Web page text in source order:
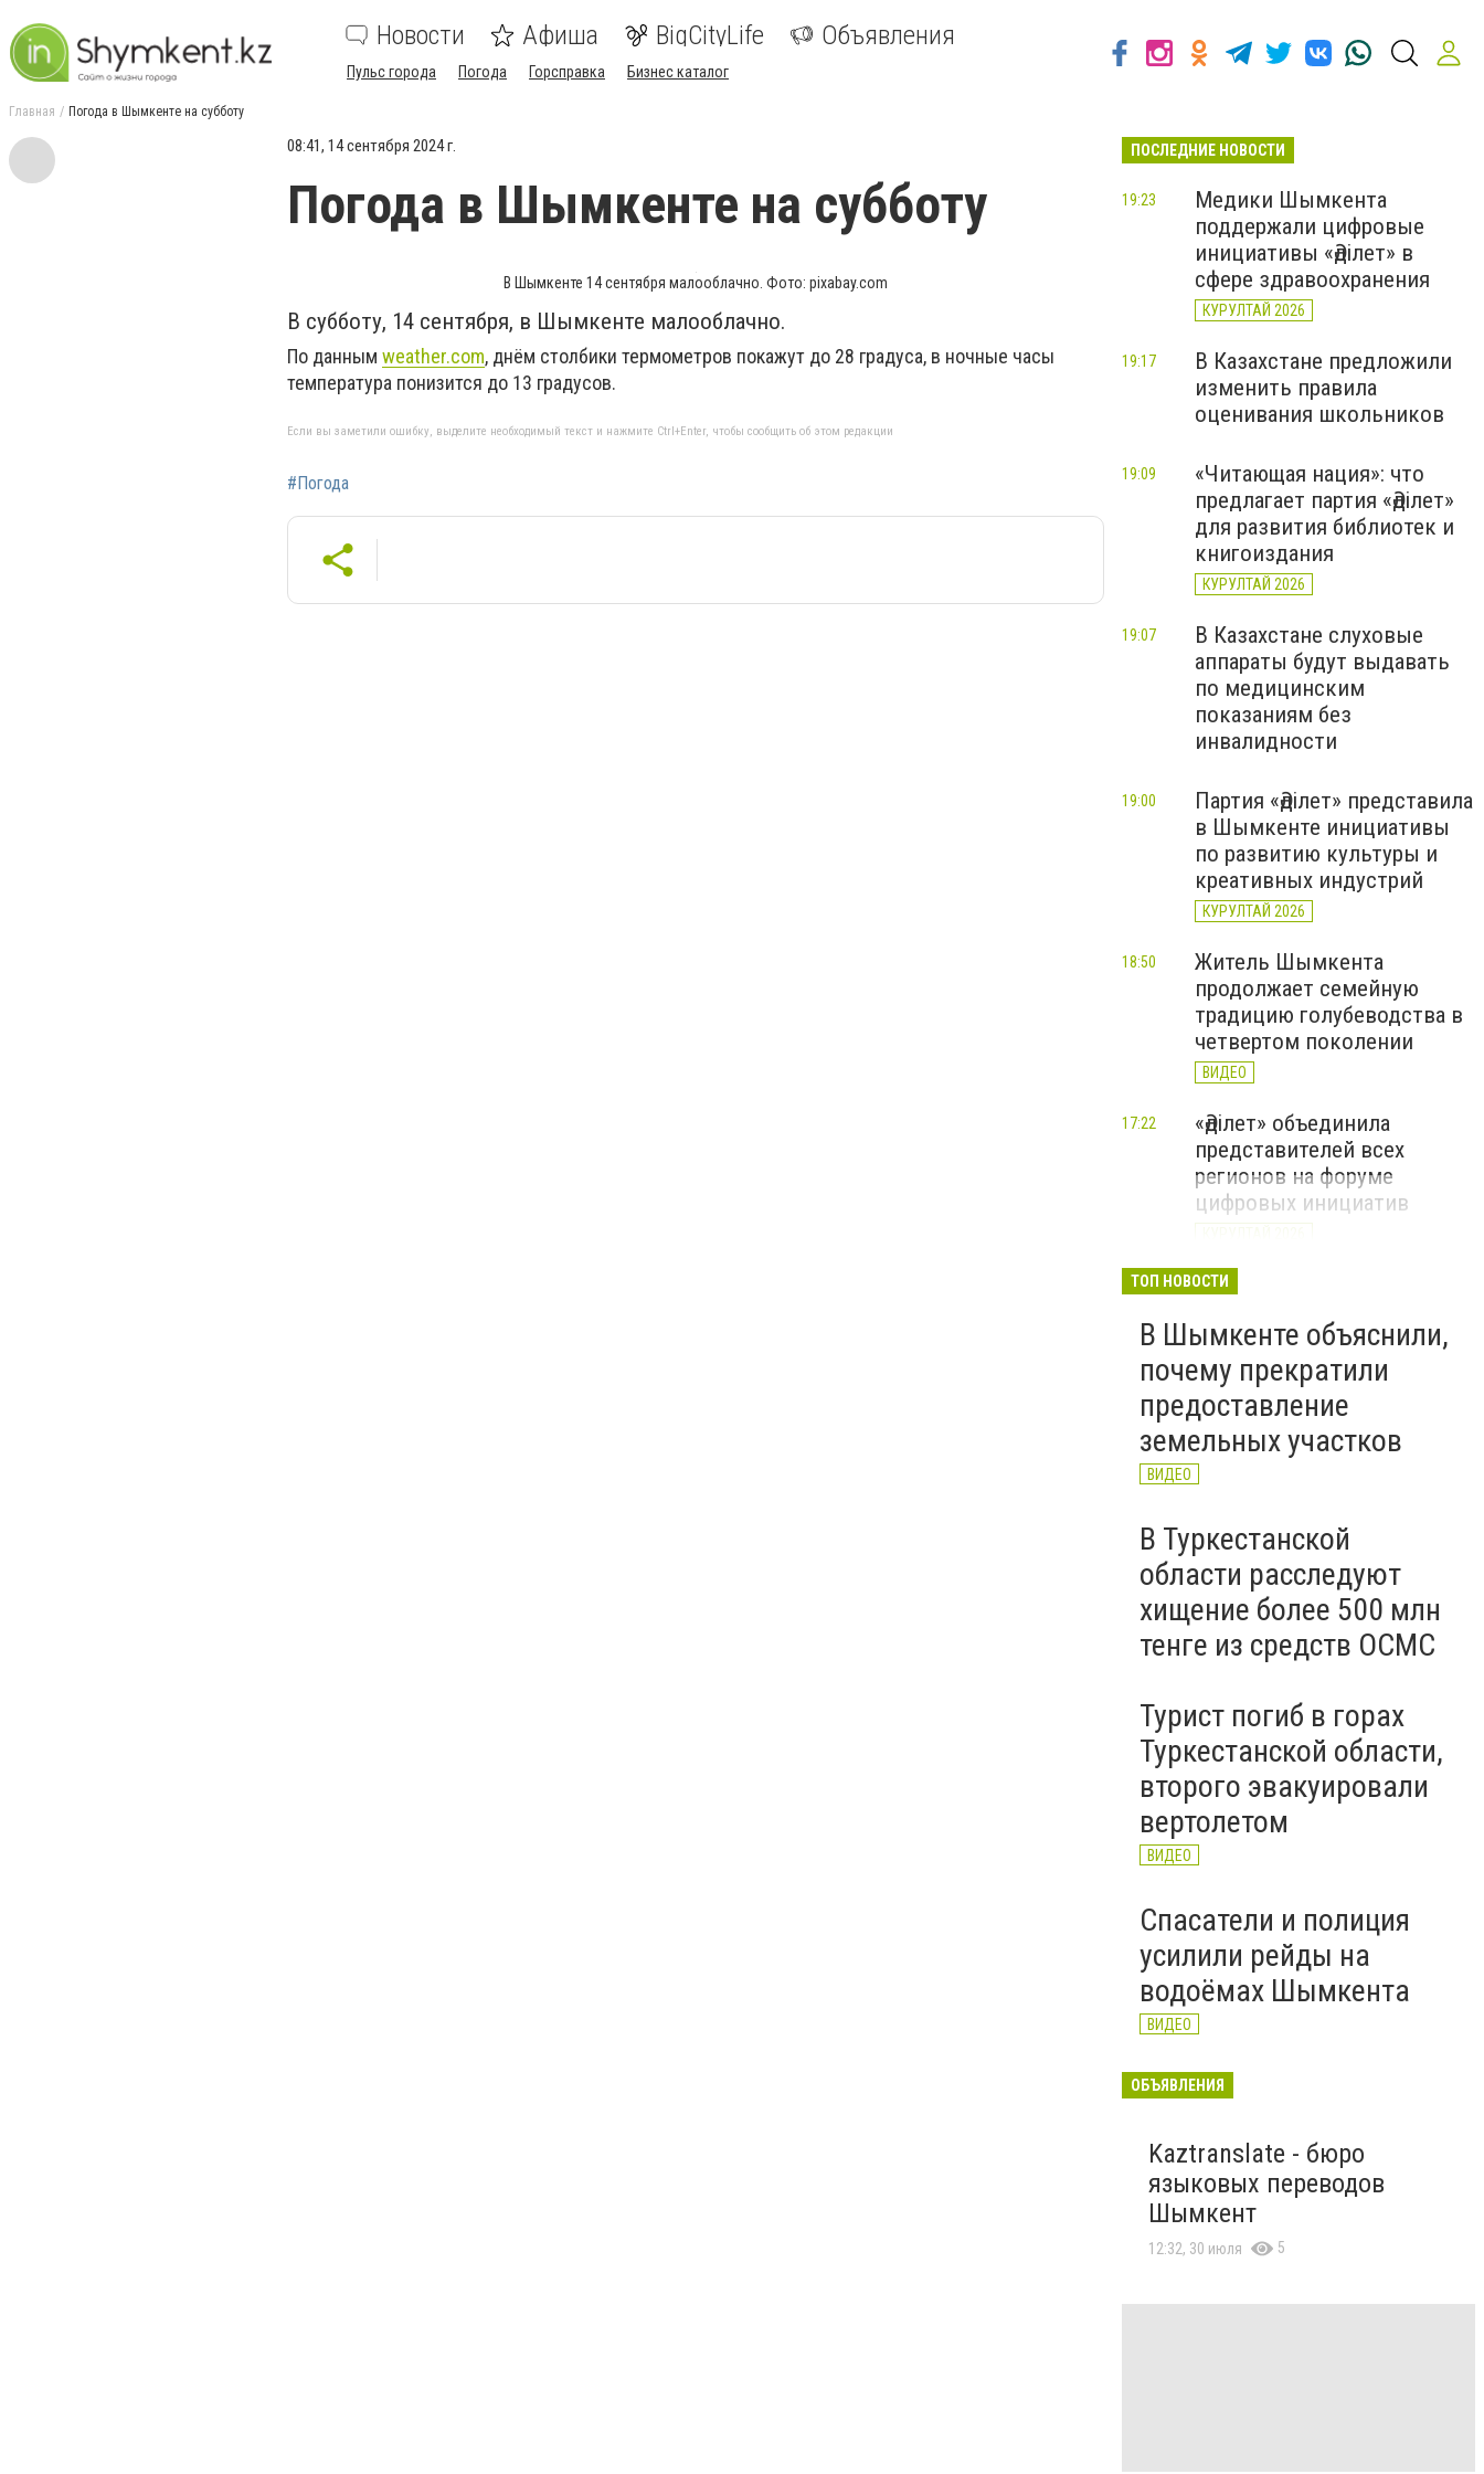
Новости Афиша BigCityLife Объявления
Пульс города Погода Горсправка Бизнес каталог
Главная Погода в Шымкенте на субботу
08:41, 14 сентября 2024 г.
Погода в Шымкенте на субботу
В Шымкенте 14 сентября малооблачно. Фото: pixabay.com
В субботу, 14 сентября, в Шымкенте малооблачно.
По данным weather.com, днём столбики термометров покажут до 28 градуса, в ночные часы
температура понизится до 13 градусов.
Если вы заметили ошибку, выделите необходимый текст и нажмите Ctrl+Enter, чтобы сообщить об этом редакции
#Погода
ПОСЛЕДНИЕ НОВОСТИ
Медики Шымкента
поддержали цифровые
инициативы «Әділет» в
сфере здравоохранения
КУРУЛТАЙ 2026
19:23
В Казахстане предложили
изменить правила
оценивания школьников
19:17
«Читающая нация»: что
предлагает партия «Әділет»
для развития библиотек и
книгоиздания
КУРУЛТАЙ 2026
19:09
В Казахстане слуховые
аппараты будут выдавать
по медицинским
показаниям без
инвалидности
19:07
Партия «Әділет» представила
в Шымкенте инициативы
по развитию культуры и
креативных индустрий
КУРУЛТАЙ 2026
19:00
Житель Шымкента
продолжает семейную
традицию голубеводства в
четвертом поколении
ВИДЕО
18:50
«Әділет» объединила
представителей всех
регионов на форуме
цифровых инициатив
17:22
В Казахстане назвали
высокооплачиваемые
вакансии июля
12:15
ТОП НОВОСТИ
В Шымкенте объяснили,
почему прекратили
предоставление
земельных участков
ВИДЕО
В Туркестанской
области расследуют
хищение более 500 млн
тенге из средств ОСМС
Турист погиб в горах
Туркестанской области,
второго эвакуировали
вертолетом
ВИДЕО
Спасатели и полиция
усилили рейды на
водоёмах Шымкента
ВИДЕО
ОБЪЯВЛЕНИЯ
Kaztranslate - бюро
языковых переводов
Шымкент
12:32, 30 июля 5